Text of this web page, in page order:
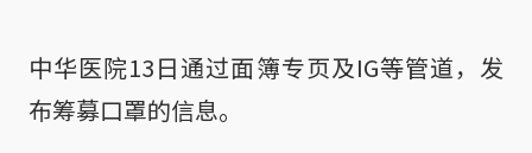
中华医院13日通过面簿专页及IG等管道，发
布筹募口罩的信息。